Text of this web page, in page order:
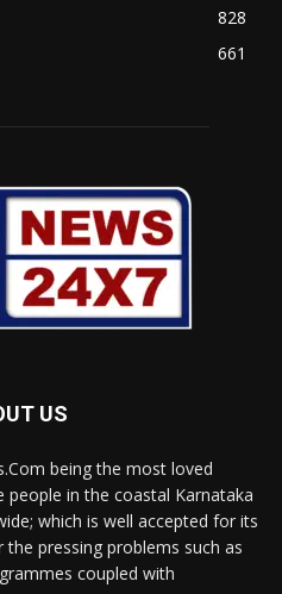
828
661
US
being the most loved
people in the coastal Karnataka
which is well accepted for its
pressing problems such as
coupled with